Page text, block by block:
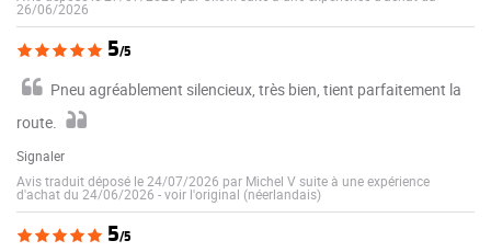
26/06/2026
5/5
Pneu agréablement silencieux, très bien, tient parfaitement la
route.
Signaler
Avis traduit déposé le 24/07/2026 par Michel V suite à une expérience
d'achat du 24/06/2026 -voir l'original (néerlandais)
5/5